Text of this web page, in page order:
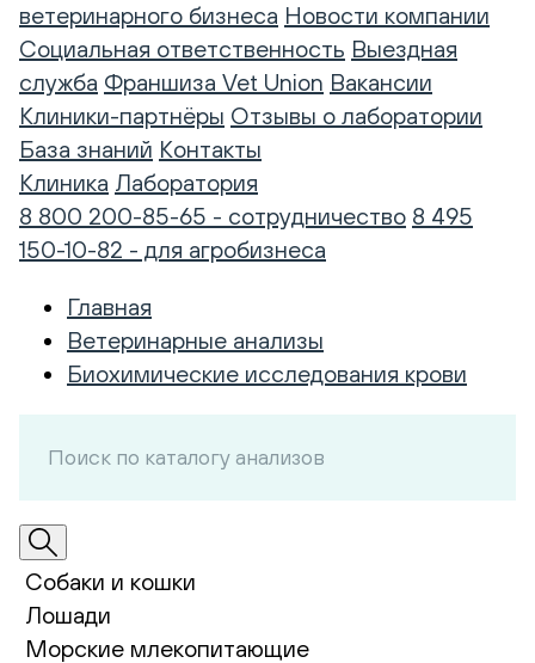
ветеринарного бизнеса Новости компании
Социальная ответственность Выездная
служба Франшиза Vet Union Вакансии
Клиники-партнёры Отзывы о лаборатории
База знаний Контакты
Клиника Лаборатория
8 800 200-85-65 - сотрудничество 8 495
150-10-82 - для агробизнеса
Главная
Ветеринарные анализы
Биохимические исследования крови
Собаки и кошки
Лошади
Морские млекопитающие